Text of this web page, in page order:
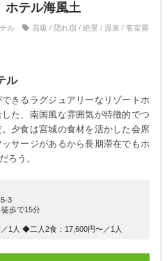
テル海風土
テル
高級 / 隠れ宿 / 絶景 / 温泉 / 客室露
ル
きるラグジュアリーなリゾートホ
た、南国風な雰囲気が特徴的でつ
夕食は宮城の食材を活かした会席
サージがあるから長期滞在でもホ
ろう。
3
歩で15分
1人 ◆二人2食：17,600円〜／1人